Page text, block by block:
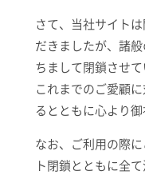
さて、当社サイト
だきましたが、諸
ちまして閉鎖させて
これまでのご愛顧
るとともに心より御
なお、ご利用の際
ト閉鎖とともに全